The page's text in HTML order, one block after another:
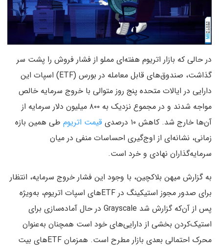
در حالی که بازار اتریوم هفته‌ای مملو از فشار فروش را پشت سر
گذاشت، صندوق‌های قابل معامله در بورس (ETF) اسپات این
دارایی در ایالات متحده پنج روز متوالی با خروج سرمایه خالص
مواجه شدند و در مجموع نزدیک به ۸۰۰ میلیون دلار سرمایه از
آن‌ها خارج شد. کاهش ۱۰ درصدی
قیمت اتریوم طی همین بازه
زمانی، نشانه‌ای از اوج‌گیری احساسات منفی در میان
سرمایه‌گذاران نهادی و خرد است.
به گزارش میهن بلاکچین، با وجود این فشار خروج سرمایه، انتظار
برای صدور مجوز استیکینگ در ETFهای اسپات اتریوم، به‌ویژه
پس از آن‌که گزارش شد Grayscale در حال آماده‌سازی برای
استیک‌کردن بخشی از دارایی‌های خود است همچنان به‌عنوان
محرک احتمالی بعدی بازار مطرح است. همزمان ETFهای بیت